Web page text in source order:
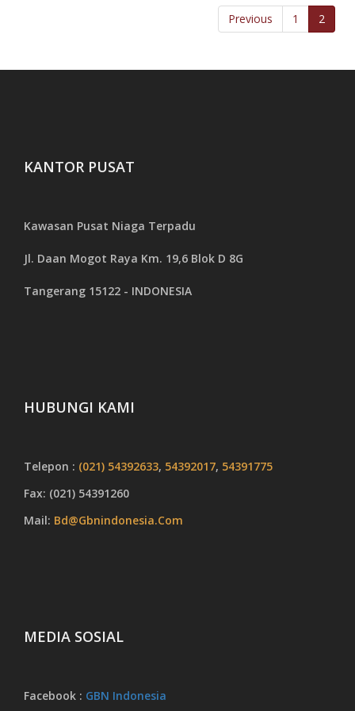
Previous 1 2
KANTOR PUSAT
Kawasan Pusat Niaga Terpadu
Jl. Daan Mogot Raya Km. 19,6 Blok D 8G
Tangerang 15122 - INDONESIA
HUBUNGI KAMI
Telepon : (021) 54392633, 54392017, 54391775
Fax: (021) 54391260
Mail: Bd@gbnindonesia.com
MEDIA SOSIAL
Facebook : GBN Indonesia